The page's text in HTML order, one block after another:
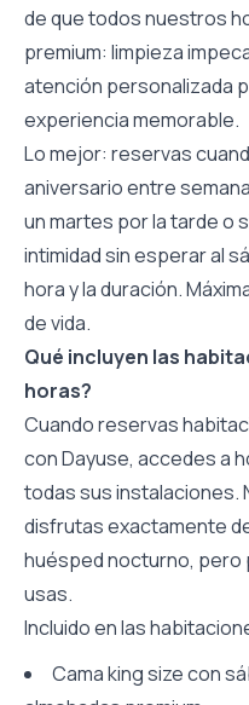
de que todos nuestros
premium: limpieza
atención personalizada
experiencia memorable.
Lo mejor: reservas
aniversario entre
un martes por la tarde o
intimidad sin esperar al
hora y la duración.
de vida.
Qué incluyen las
horas?
Cuando reservas
con Dayuse, accedes a
todas sus instalaciones.
disfrutas exactamente
huésped nocturno, pero
usas.
Incluido en las
Cama king size con